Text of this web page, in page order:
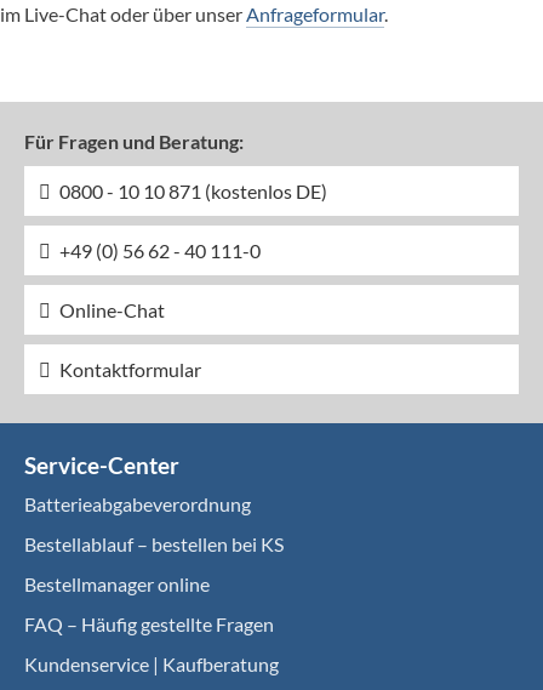
im Live-Chat oder über unser Anfrageformular.
Für Fragen und Beratung:
0800 - 10 10 871 (kostenlos DE)
+49 (0) 56 62 - 40 111-0
Online-Chat
Kontaktformular
Service-Center
Batterieabgabeverordnung
Bestellablauf – bestellen bei KS
Bestellmanager online
FAQ – Häufig gestellte Fragen
Kundenservice | Kaufberatung